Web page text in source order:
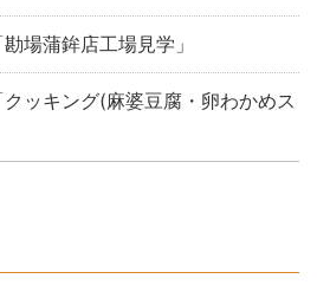
場蒲鉾店工場見学」
ッキング(麻婆豆腐・卵わかめス